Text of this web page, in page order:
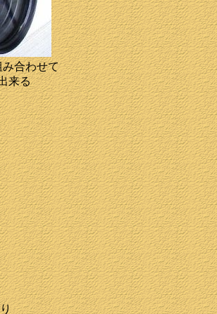
合わせて
来る